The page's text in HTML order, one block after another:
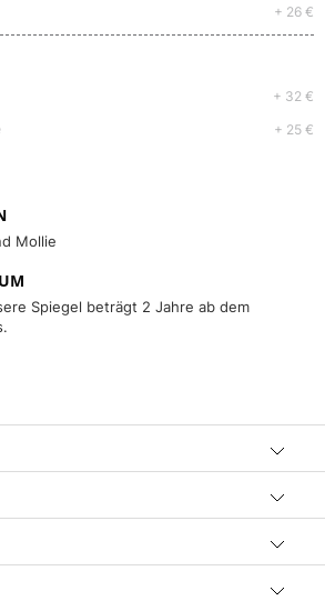
+ 26 €
+ 32 €
+ 25 €
Mollie
Spiegel beträgt 2 Jahre ab dem